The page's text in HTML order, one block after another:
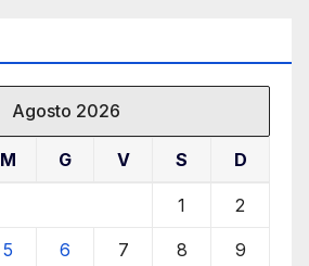
Agosto 2026
M G V S D
1 2
5 6 7 8 9